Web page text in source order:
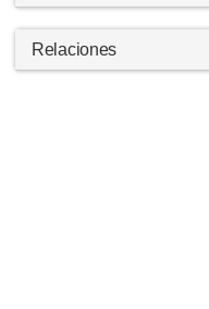
Relaciones